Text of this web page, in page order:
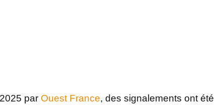
par Ouest France, des signalements ont été